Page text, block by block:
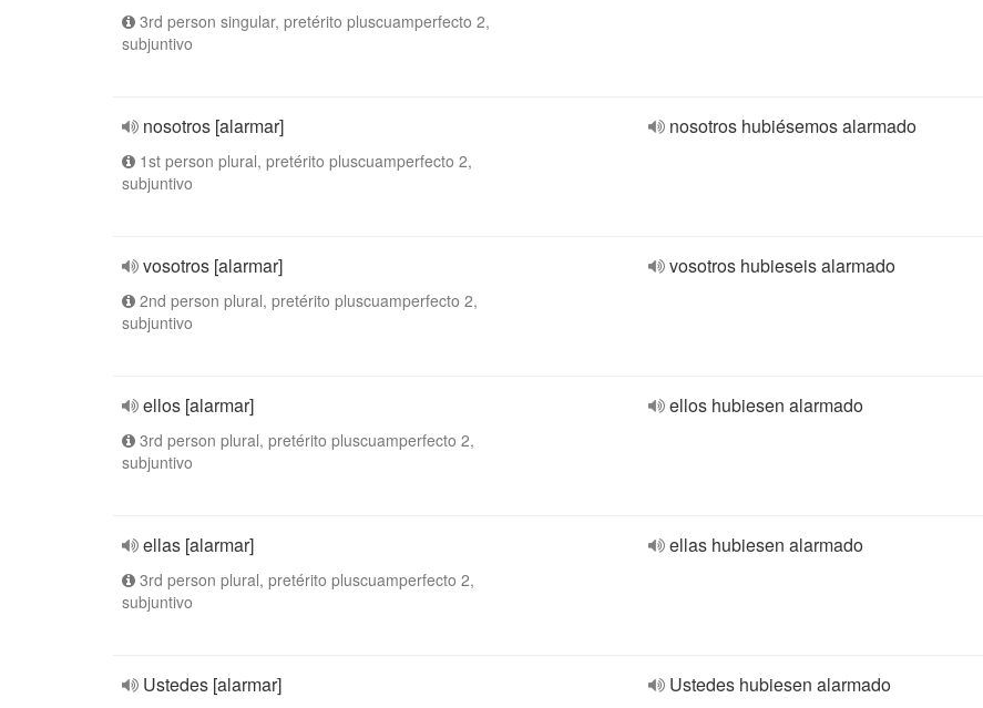
3rd person singular, pretérito pluscuamperfecto 2,
subjuntivo
nosotros [alarmar]
1st person plural, pretérito pluscuamperfecto 2,
subjuntivo
nosotros hubiésemos alarmado
vosotros [alarmar]
2nd person plural, pretérito pluscuamperfecto 2,
subjuntivo
vosotros hubieseis alarmado
ellos [alarmar]
3rd person plural, pretérito pluscuamperfecto 2,
subjuntivo
ellos hubiesen alarmado
ellas [alarmar]
3rd person plural, pretérito pluscuamperfecto 2,
subjuntivo
ellas hubiesen alarmado
Ustedes [alarmar] Ustedes hubiesen alarmado